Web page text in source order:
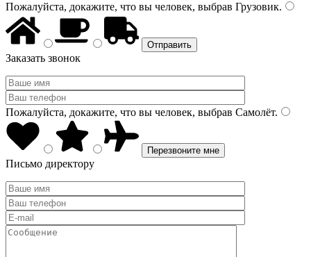
Пожалуйста, докажите, что вы человек, выбрав Грузовик.
Заказать звонок
Пожалуйста, докажите, что вы человек, выбрав Самолёт.
Письмо директору